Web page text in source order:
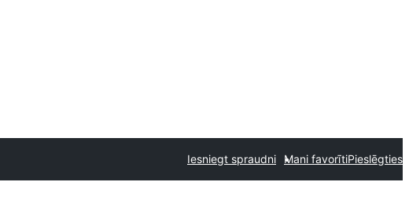
Iesniegt spraudni Mani favorītiPieslēgties